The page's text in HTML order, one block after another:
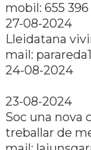
mobil: 655 396
27-08-2024
Lleidatana
mail:
24-08-2024
23-08-2024
Soc una nova
treballar de